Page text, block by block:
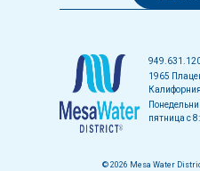
1965
пятница с
© 2026 Mesa Water